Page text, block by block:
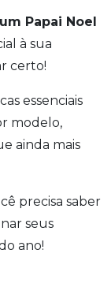
Papai Noel
à sua
certo!
essenciais
modelo,
ainda mais
precisa saber
seus
ano!